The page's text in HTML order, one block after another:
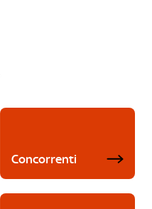
Concorrenti